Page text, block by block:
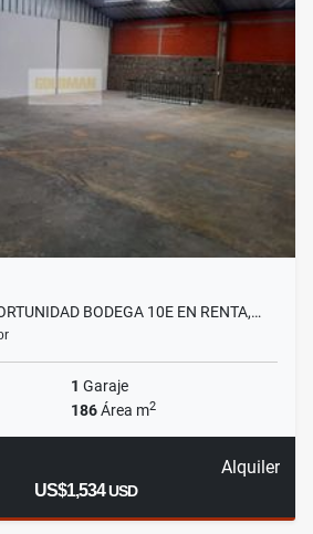
BODEGA 10E EN RENTA,…
1 Garaje
186Área m2
Alquiler
US$1,534USD